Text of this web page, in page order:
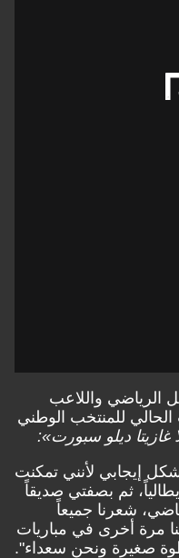
الرياضي واللاعب
للمنتخب الوطني
غازيتا ديلو سبورت»:
إيجابي لأنني تمكنت
ثم بصفتي صديقاً
شعرنا جميعاً
مرة أخرى في مباريات
صغيرة ونحن سعداء".